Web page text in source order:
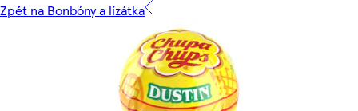
Zpět na Bonbóny a lízátka